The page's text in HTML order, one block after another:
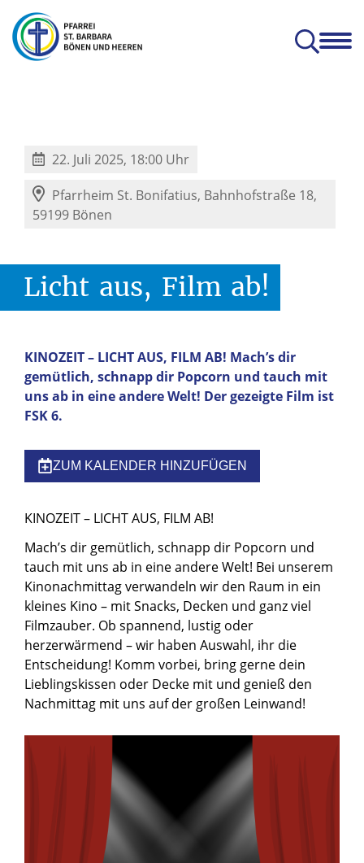
22. Juli 2025, 18:00 Uhr
Pfarrheim St. Bonifatius, Bahnhofstraße 18,
59199 Bönen
Licht aus, Film ab!
KINOZEIT – LICHT AUS, FILM AB! Mach’s dir
gemütlich, schnapp dir Popcorn und tauch mit
uns ab in eine andere Welt! Der gezeigte Film ist
FSK 6.
ZUM KALENDER HINZUFÜGEN
KINOZEIT – LICHT AUS, FILM AB!
Mach’s dir gemütlich, schnapp dir Popcorn und
tauch mit uns ab in eine andere Welt! Bei unserem
Kinonachmittag verwandeln wir den Raum in ein
kleines Kino – mit Snacks, Decken und ganz viel
Filmzauber. Ob spannend, lustig oder
herzerwärmend – wir haben Auswahl, ihr die
Entscheidung! Komm vorbei, bring gerne dein
Lieblingskissen oder Decke mit und genieß den
Nachmittag mit uns auf der großen Leinwand!